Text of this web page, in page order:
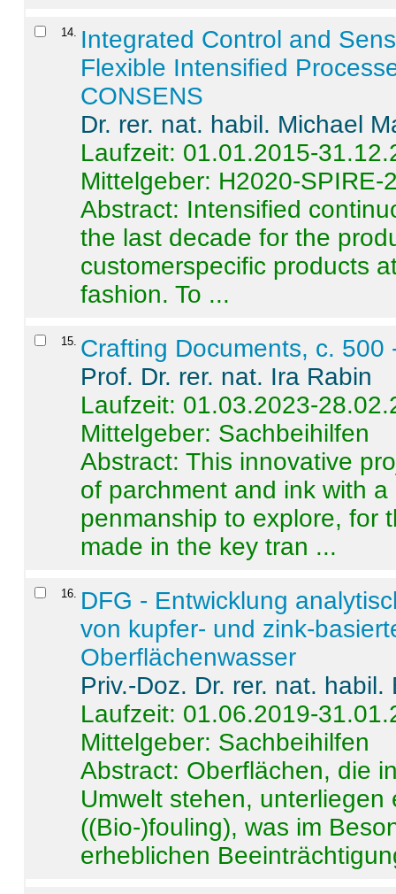
14
Integrated Control and
Flexible Intensified
CONSENS
Dr. rer. nat. habil. Michael
Laufzeit: 01.01.2015-
Mittelgeber: H2020-SPIRE-
Abstract: Intensified
the last decade for the
customerspecific products
fashion. To ...
15 Crafting Documents, c. 500
Prof. Dr. rer. nat. Ira Rabin
Laufzeit: 01.03.2023-
Mittelgeber: Sachbeihilfen
Abstract:This innovative
of parchment and ink with
penmanship to explore, for
made in the key tran ...
16
DFG - Entwicklung
von kupfer- und zink-
Oberflächenwasser
Priv.-Doz. Dr. rer. nat.
Laufzeit: 01.06.2019-
Mittelgeber: Sachbeihilfen
Abstract: Oberflächen, die
Umwelt stehen,
((Bio-)fouling), was im
erheblichen